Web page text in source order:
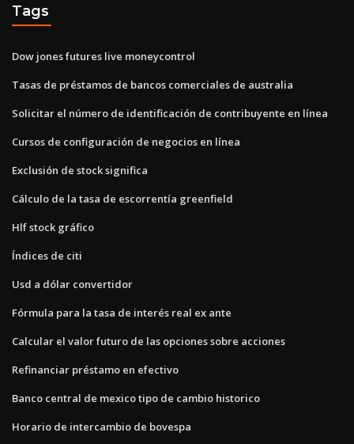
Tags
Dow jones futures live moneycontrol
Tasas de préstamos de bancos comerciales de australia
Solicitar el número de identificación de contribuyente en línea
Cursos de configuración de negocios en línea
Exclusión de stock significa
Cálculo de la tasa de escorrentía greenfield
Hlf stock gráfico
Índices de citi
Usd a dólar convertidor
Fórmula para la tasa de interés real ex ante
Calcular el valor futuro de las opciones sobre acciones
Refinanciar préstamo en efectivo
Banco central de mexico tipo de cambio historico
Horario de intercambio de bovespa